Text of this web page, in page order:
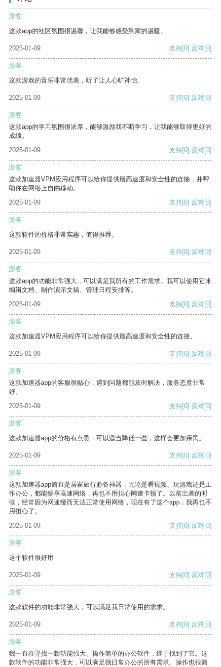
游客
这款app的社区氛围很温馨，让我能够感受到家的温暖。
2025-01-09 支持[0] 反对[0]
游客
这款游戏的音乐非常优美，听了让人心旷神怡。
2025-01-09 支持[0] 反对[0]
游客
这款app的学习氛围很浓厚，能够激励我不断学习，让我能够取得更好的
成绩。
2025-01-09
支持[0] 反对[0]
游客
这款加速器VPM应用程序可以给你提供最高速度和安全性的连接，并帮
助你在网络上自由移动。
2025-01-09
支持[0] 反对[0]
游客
这款软件的价格非常实惠，值得推荐。
2025-01-09 支持[0] 反对[0]
游客
这款app的功能非常强大，可以满足我所有的工作需求。我可以使用它来
编辑文档、制作演示文稿、管理日程安排等。
2025-01-09
支持[0] 反对[0]
游客
这款加速器VPM应用程序可以给你提供最高速度和安全性的连接。
2025-01-09 支持[0] 反对[0]
游客
这款加速器app的客服很贴心，遇到问题都能及时解决，服务态度非常
好。
2025-01-09
支持[0] 反对[0]
游客
这款加速器app的价格有点贵，可以适当降低一些，这样会更加亲民。
2025-01-09 支持[0] 反对[0]
游客
这款加速器app简直是居家旅行必备神器，无论是看视频、玩游戏还是工
作办公，都能畅享高速网络，再也不用担心网速卡顿了。以前出差的时
候，经常因为网速慢而无法正常使用网络，现在有了这个app，我再也不
用担心了。
2025-01-09
支持[0] 反对[0]
游客
这个软件很好用
2025-01-09 支持[0] 反对[0]
游客
这款软件的功能非常强大，可以满足我日常使用的需求。
2025-01-09 支持[0] 反对[0]
游客
我一直在寻找一款功能强大、操作简单的办公软件，终于找到了它。这
款软件的功能非常强大，可以满足我日常办公的所有需求。操作也很简